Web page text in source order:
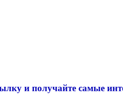
и получайте самые